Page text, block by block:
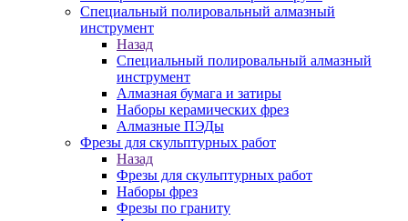
Специальный полировальный алмазный
инструмент
Назад
Специальный полировальный алмазный
инструмент
Алмазная бумага и затиры
Наборы керамических фрез
Алмазные ПЭДы
Фрезы для скульптурных работ
Назад
Фрезы для скульптурных работ
Наборы фрез
Фрезы по граниту